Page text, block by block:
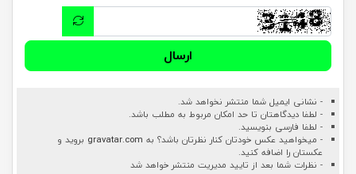
ارسال
- نشانی ایمیل شما منتشر نخواهد شد.
- لطفا دیدگاهتان تا حد امکان مربوط به مطلب باشد.
- لطفا فارسی بنویسید.
- میخواهید عکس خودتان کنار نظرتان باشد؟ به gravatar.com بروید و
عکستان را اضافه کنید.
- نظرات شما بعد از تایید مدیریت منتشر خواهد شد